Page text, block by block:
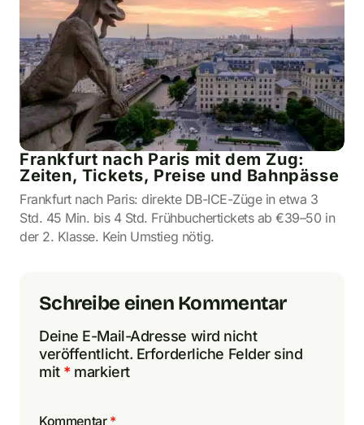
Frankfurt nach Paris mit dem Zug:
Zeiten, Tickets, Preise und Bahnpässe
Frankfurt nach Paris: direkte DB-ICE-Züge in etwa 3
Std. 45 Min. bis 4 Std. Frühbuchertickets ab €39–50 in
der 2. Klasse. Kein Umstieg nötig.
Schreibe einen Kommentar
Deine E-Mail-Adresse wird nicht
veröffentlicht. Erforderliche Felder sind
mit * markiert
Kommentar *